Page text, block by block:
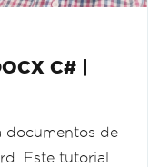
C# |
documentos de
Este tutorial